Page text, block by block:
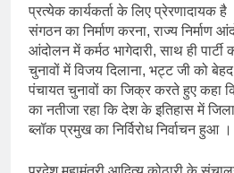
प्रत्येक कार्यकर्ता के लिए प्रेरणादायक है
संगठन का निर्माण करना, राज्य निर्माण
आंदोलन में कर्मठ भागेदारी, साथ ही
चुनावों में विजय दिलाना, भट्ट जी को बेहद
पंचायत चुनावों का जिक्र करते हुए कहा
का नतीजा रहा कि देश के इतिहास में
ब्लॉक प्रमुख का निर्विरोध निर्वाचन हुआ ।